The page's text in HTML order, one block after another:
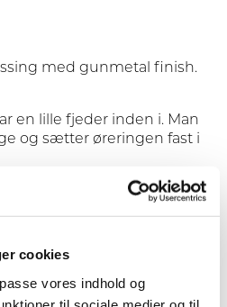
cookies
vores indhold og
med gunmetal finish.
en lille fjeder inden i. Man
og sætter øreringen fast i
er det vigtigt at man
og fjerner øreringen på
hurtigt gå i stykker.